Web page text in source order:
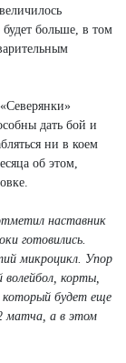
больше, в том
дать бой и
ни в коем
об этом,
наставник
готовились.
микроцикл. Упор
корты,
который будет еще
матча, а в этом